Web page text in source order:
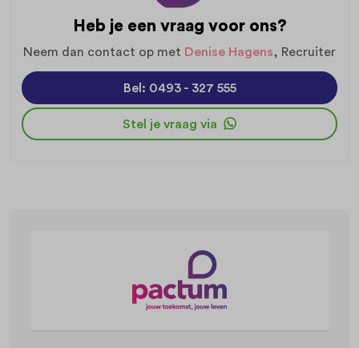
Heb je een vraag voor ons?
Neem dan contact op met Denise Hagens, Recruiter
Bel: 0493 - 327 555
Stel je vraag via